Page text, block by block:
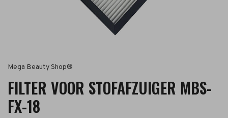
Mega Beauty Shop®
FILTER VOOR STOFAFZUIGER MBS-
FX-18